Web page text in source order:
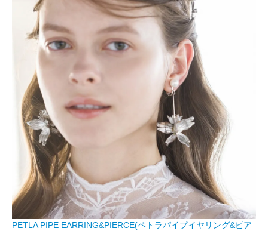
PETLA PIPE EARRING&PIERCE(ペトラパイプイヤリング&ピア